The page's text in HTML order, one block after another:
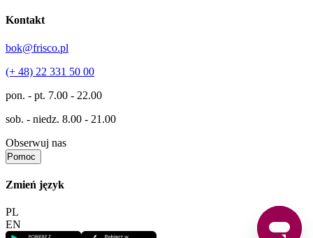
Kontakt
bok@frisco.pl
(+ 48) 22 331 50 00
pon. - pt. 7.00 - 22.00
sob. - niedz. 8.00 - 21.00
Obserwuj nas
Pomoc
Zmień język
PL
EN